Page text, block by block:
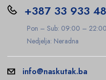
+387 33 933
Pon – Sub: 09:00 – 22:00
Nedjelja: Neradna
info@naskutak.ba